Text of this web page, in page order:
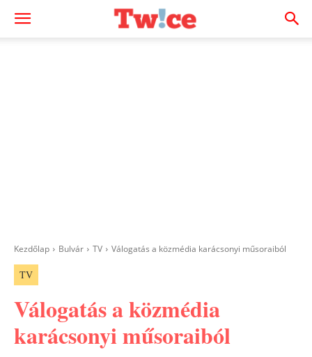
Kezdőlap Bulvár TV Válogatás a közmédia karácsonyi műsoraiból
TV
Válogatás a közmédia
karácsonyi műsoraiból